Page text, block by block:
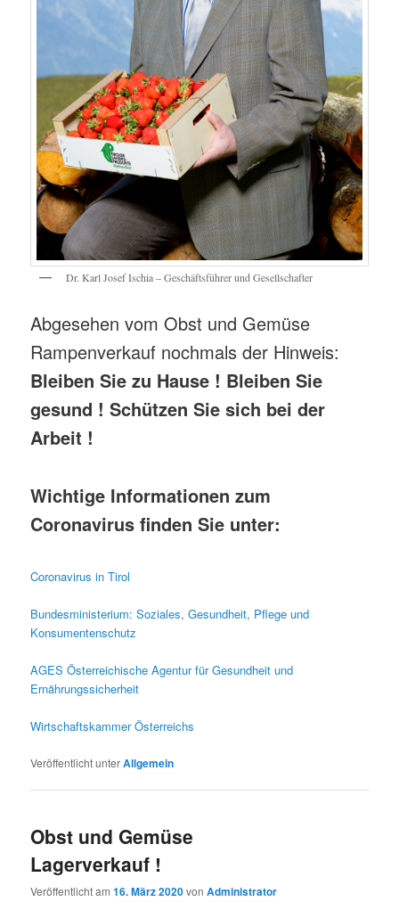
Dr. Karl Josef Ischia – Geschäftsführer und Gesellschafter
Abgesehen vom Obst und Gemüse
Rampenverkauf nochmals der Hinweis:
Bleiben Sie zu Hause ! Bleiben Sie
gesund ! Schützen Sie sich bei der
Arbeit !
Wichtige Informationen zum
Coronavirus finden Sie unter:
Coronavirus in Tirol
Bundesministerium: Soziales, Gesundheit, Pflege und
Konsumentenschutz
AGES Österreichische Agentur für Gesundheit und
Ernährungssicherheit
Wirtschaftskammer Österreichs
Veröffentlicht unterAllgemein
Obst und Gemüse
Lagerverkauf !
Veröffentlicht am16. März 2020vonAdministrator